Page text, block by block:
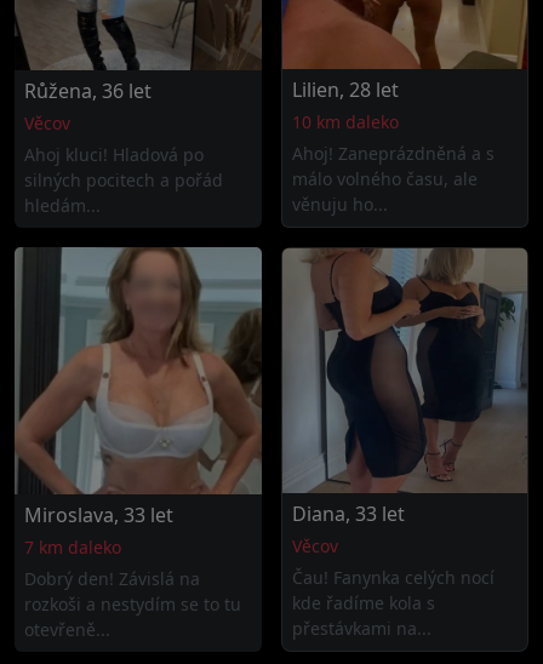
Růžena, 36 let
Věcov
Ahoj kluci! Hladová po
silných pocitech a pořád
hledám...
Lilien, 28 let
10 km daleko
Ahoj! Zaneprázdněná a s
málo volného času, ale
věnuju ho...
Miroslava, 33 let
7 km daleko
Dobrý den! Závislá na
rozkoši a nestydím se to tu
otevřeně...
Diana, 33 let
Věcov
Čau! Fanynka celých nocí
kde řadíme kola s
přestávkami na...